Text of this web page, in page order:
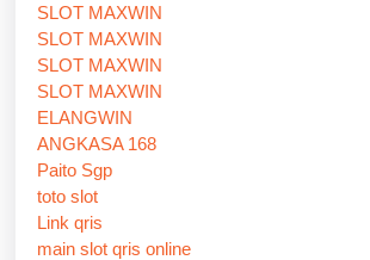
SLOT MAXWIN
SLOT MAXWIN
SLOT MAXWIN
SLOT MAXWIN
ELANGWIN
ANGKASA 168
Paito Sgp
toto slot
Link qris
main slot qris online